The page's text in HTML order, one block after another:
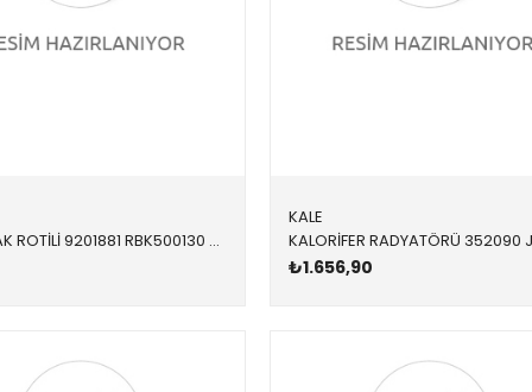
SALINCAK ROTİLİ 9201881 RBK500130 RBK500130 FREELANDER 1 KALIN TİP ÖN SAĞ-SOL 1998-2006
KALE
₺1.656,90